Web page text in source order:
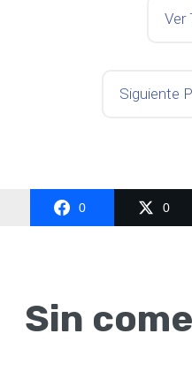
Ver
Siguiente
0 0
Sin